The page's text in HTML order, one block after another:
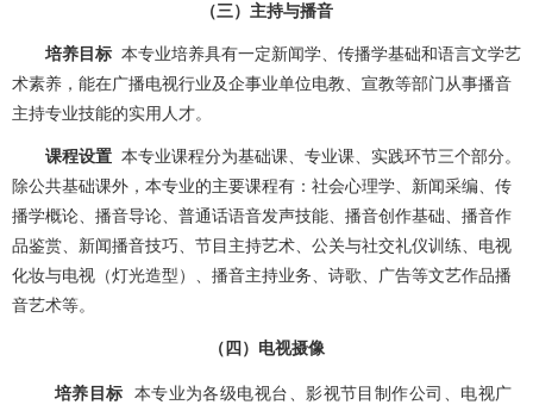
（三）主持与播音
培养目标 本专业培养具有一定新闻学、传播学基础和语言文学艺
术素养，能在广播电视行业及企事业单位电教、宣教等部门从事播音
主持专业技能的实用人才。
课程设置 本专业课程分为基础课、专业课、实践环节三个部分。
除公共基础课外，本专业的主要课程有：社会心理学、新闻采编、传
播学概论、播音导论、普通话语音发声技能、播音创作基础、播音作
品鉴赏、新闻播音技巧、节目主持艺术、公关与社交礼仪训练、电视
化妆与电视（灯光造型）、播音主持业务、诗歌、广告等文艺作品播
音艺术等。
（四）电视摄像
培养目标
本专业为各级电视台、影视节目制作公司、电视广